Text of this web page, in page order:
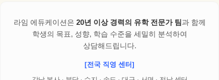
라임 에듀케이션은 20년 이상 경력의 유학 전문가 팀과 함께
학생의 목표, 성향, 학습 수준을 세밀히 분석하여
상담해드립니다.
[전국 직영 센터]